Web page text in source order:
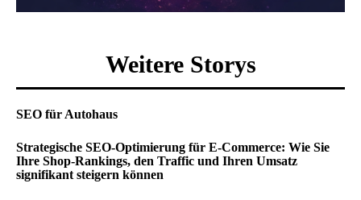
Weitere Storys
SEO für Autohaus
Strategische SEO-Optimierung für E-Commerce: Wie Sie
Ihre Shop-Rankings, den Traffic und Ihren Umsatz
signifikant steigern können